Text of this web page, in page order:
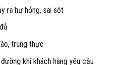
ra hư hỏng, sai sót
trung thực
khi khách hàng yêu cầu